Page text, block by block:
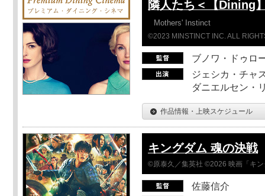
隣人たち＜【Dining
Mothers' Instinct
©2023 MINSTINCT INC. ALL
ブノワ・ドゥロ
ジェシカ・チャ
ダニエルセン・
作品情報・上映スケジュール
キングダム 魂の決戦
©原泰久／集英社 ©2026 映画「キ
佐藤信介